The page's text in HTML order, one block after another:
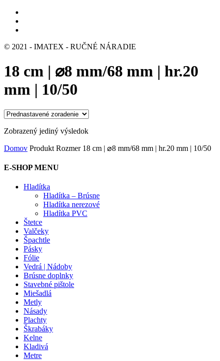
© 2021 - IMATEX - RUČNÉ NÁRADIE
18 cm | ⌀8 mm/68 mm | hr.20
mm | 10/50
Zobrazený jediný výsledok
Domov Produkt Rozmer 18 cm | ⌀8 mm/68 mm | hr.20 mm | 10/50
E-SHOP MENU
Hladítka
Hladítka – Brúsne
Hladítka nerezové
Hladítka PVC
Štetce
Valčeky
Špachtle
Pásky
Fólie
Vedrá | Nádoby
Brúsne doplnky
Stavebné pištole
Miešadlá
Metly
Násady
Plachty
Škrabáky
Kelne
Kladivá
Metre